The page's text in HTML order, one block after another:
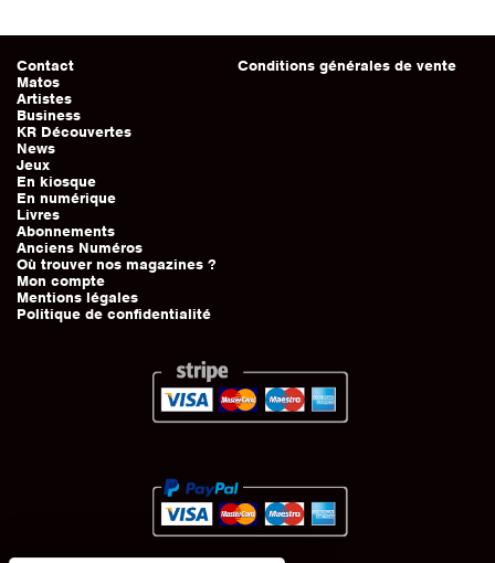
Contact
Matos
Artistes
Business
KR Découvertes
News
Jeux
En kiosque
En numérique
Livres
Abonnements
Anciens Numéros
Où trouver nos magazines ?
Mon compte
Mentions légales
Politique de confidentialité
Conditions générales de vente